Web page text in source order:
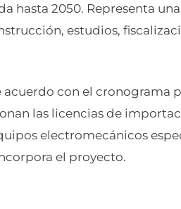
hasta 2050. Representa
estudios,
con el cronograma
las licencias de
electromecánicos
el proyecto.